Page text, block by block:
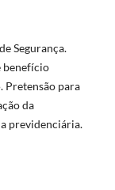
Segurança.
benefício
Pretensão para
da
previdenciária.